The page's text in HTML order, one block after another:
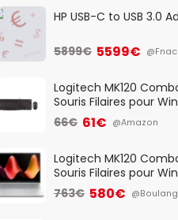
HP USB-C to USB 3.0
5899€ 5599€ @Fnac
Logitech MK120
Souris Filaires pour
Optique Filaire,
And Play,
QWERTY UK - Noir
66€ 61€ @Amazon
Logitech MK120
Souris Filaires pour
Optique Filaire,
And Play,
763€ 580€